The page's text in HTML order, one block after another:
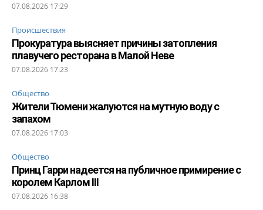
07.08.2026 17:29
Происшествия
Прокуратура выясняет причины затопления
плавучего ресторана в Малой Неве
07.08.2026 17:23
Общество
Жители Тюмени жалуются на мутную воду с
запахом
07.08.2026 17:03
Общество
Принц Гарри надеется на публичное примирение с
королем Карлом III
07.08.2026 16:38